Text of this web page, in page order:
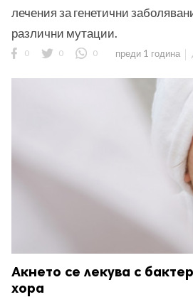
лечения за генетични
различни мутации.
0 0 0 преди 1 година
Акнето се лекува с
хора